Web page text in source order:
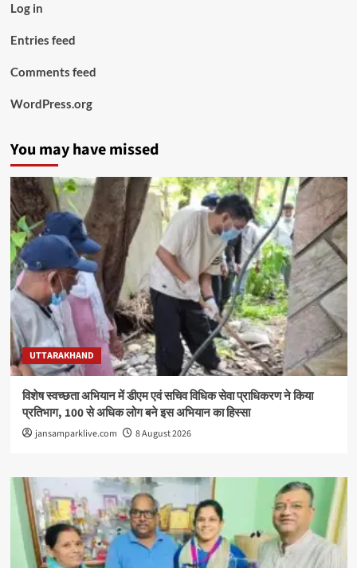
Log in
Entries feed
Comments feed
WordPress.org
You may have missed
UTTARAKHAND
विशेष स्वच्छता अभियान में डीएम एवं सचिव विधिक सेवा प्राधिकरण ने किया
प्रतिभाग, 100 से अधिक लोग बने इस अभियान का हिस्सा
jansamparklive.com 8 August 2026